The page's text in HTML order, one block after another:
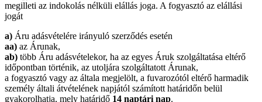
megilleti az indokolás nélküli elállás joga. A fogyasztó az elállási
jogát
a) Áru adásvételére irányuló szerződés esetén
aa) az Árunak,
ab) több Áru adásvételekor, ha az egyes Áruk szolgáltatása eltérő
időpontban történik, az utoljára szolgáltatott Árunak,
a fogyasztó vagy az általa megjelölt, a fuvarozótól eltérő harmadik
személy általi átvételének napjától számított határidőn belül
gyakorolhatja, mely határidő 14 naptári nap.